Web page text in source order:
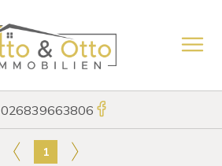
026839663806
1